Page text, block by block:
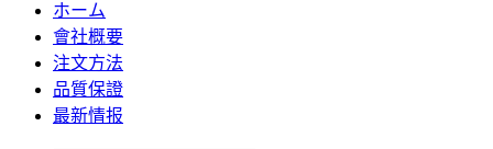
ホーム
會社概要
注文方法
品質保證
最新情报